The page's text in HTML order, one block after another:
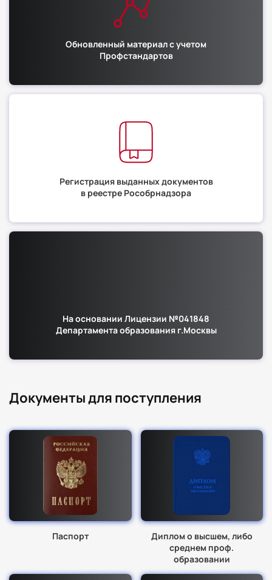
Обновленный материал с учетом
Профстандартов
Регистрация выданных документов
в реестре Рособрнадзора
На основании Лицензии №041848
Департамента образования г.Москвы
Документы для поступления
Паспорт
Диплом о высшем, либо
среднем проф.
образовании